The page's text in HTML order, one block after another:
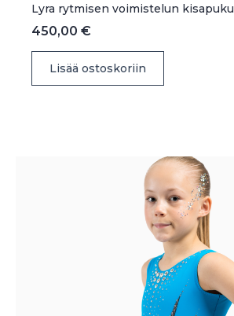
Lyra rytmisen voimistelun kisapuku
450,00 €
Lisää ostoskoriin